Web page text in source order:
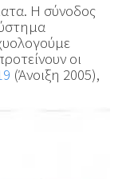
Η σύνοδος
οι
(Άνοιξη 2005),